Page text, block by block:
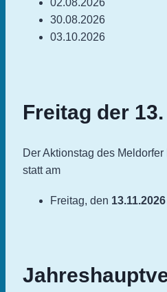
02.08.2026
30.08.2026
03.10.2026
Freitag der 13.
Der Aktionstag des
statt am
Freitag, den 13.11.2026